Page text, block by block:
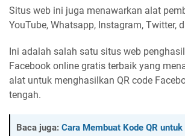
Situs web ini juga menawarkan alat
YouTube, Whatsapp, Instagram, Twitter,
Ini adalah salah satu situs web
Facebook online gratis terbaik yang
alat untuk menghasilkan QR code
tengah.
Baca juga: Cara Membuat Kode QR